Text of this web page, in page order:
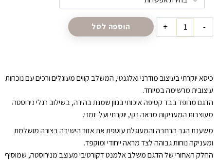
כיסא יוקרתי בעיצוב מודרני ואלגנטי, המשלב קווים מעוגלים ורכים עם נוכחות
עיצובית מרשימה במיוחד.
הדגם מרופד בבד קטיפה איכותי בגוון שמנת בהירה, בשילוב רגלי נירוסטה
מעוצבות המעניקות מראה נקי, יוקרתי ועל-זמני.
משענת הגב הרחבה והמעוגלת עוטפת את אזור הישיבה בצורה מושלמת
ומעניקה נוחות גבוהה לצד מראה ייחודי ומוקפד.
החלק האחורי של הדגם משלב אלמנט דקורטיבי מעוצב מנירוסטה, שמוסיף
כמות
של
הוספה לסל